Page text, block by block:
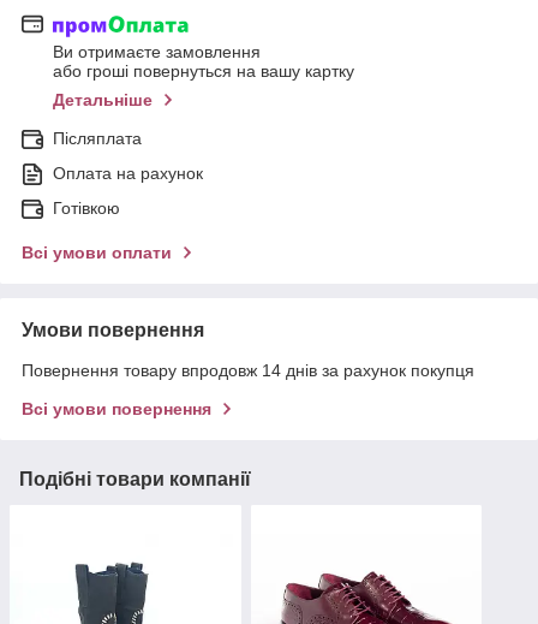
Ви отримаєте замовлення
або гроші повернуться на вашу картку
Детальніше
Післяплата
Оплата на рахунок
Готівкою
Всі умови оплати
Умови повернення
Повернення товару впродовж 14 днів за рахунок покупця
Всі умови повернення
Подібні товари компанії